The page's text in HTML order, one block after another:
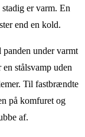
er varm. En
end en kold.
panden under varmt
stålsvamp uden
Til fastbrændte
på komfuret og
af.